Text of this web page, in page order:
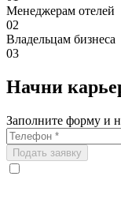
Менеджерам отелей
02
Владельцам бизнеса
03
Начни
Заполните форму и
Подать заявку